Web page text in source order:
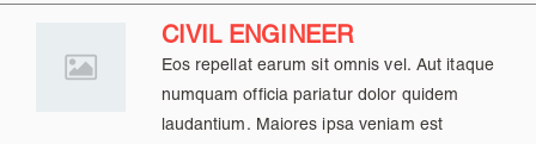
CIVIL ENGINEER
Eos repellat earum sit omnis vel. Aut itaque
numquam officia pariatur dolor quidem
laudantium. Maiores ipsa veniam est